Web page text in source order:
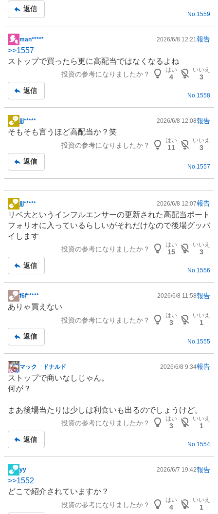
返信
No. 1559
掲
示
板
man***** 2026/6/8 12:21 報告
>>1557
ストップで買ったら更に高配当ではなくなるよね
投資の参考になりましたか？
はい
4
いいえ
3
返信
No.1558
掲
示
事
jjj***** 2026/6/8 12:08報告
そもそも言うほど高配当か？笑
投資の参考になりましたか？
はい
11
いいえ
3
返信
No. 1557
掲
示
板
記
jjj***** 2026/6/8 12:07報告
リベ大という インフルエンサーの更新された高配当ポート
フォリオに入っているらしいがそれだけなので後場グッバ
イします
投資の参考になりましたか？
はい
15
いいえ
3
返信
No.1556
掲
示
事
f6f***** 2026/6/8 11:58報告
ありゃ買えない
投資の参考になりましたか？
はい
3
いいえ
1
返信
No. 1555
掲
示
板
事
マック ドナルド 2026/6/8 9:34報告
ストップで商いなしじゃん。
何が？
まあ後場当たりは少しは利食いも出るのでしょうけど。
投資の参考になりましたか？
はい
3
いいえ
1
返信
No.1554
掲
示
板
yy 2026/6/7 19:42報告
>>1552
どこで紹介されていますか？
投資の参考になりましたか？
はい
4
いいえ
1